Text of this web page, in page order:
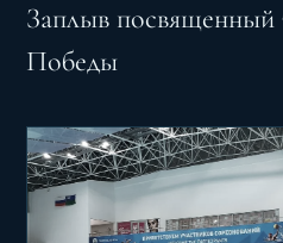
Заплыв посвященный
Победы